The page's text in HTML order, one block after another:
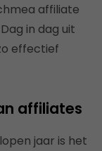
affiliate
in dag uit
effectief
affiliates
jaar is het